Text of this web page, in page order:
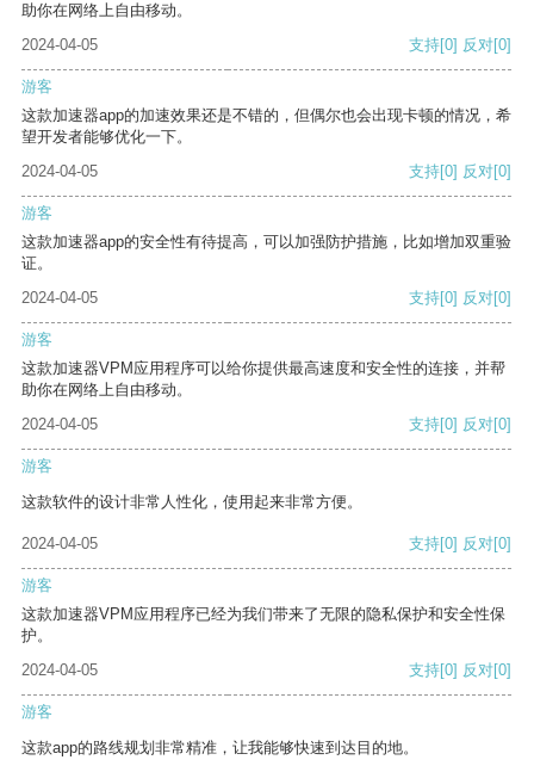
助你在网络上自由移动。
2024-04-05
支持[0] 反对[0]
游客
这款加速器app的加速效果还是不错的，但偶尔也会出现卡顿的情况，希
望开发者能够优化一下。
2024-04-05
支持[0] 反对[0]
游客
这款加速器app的安全性有待提高，可以加强防护措施，比如增加双重验
证。
2024-04-05
支持[0] 反对[0]
游客
这款加速器VPM应用程序可以给你提供最高速度和安全性的连接，并帮
助你在网络上自由移动。
2024-04-05
支持[0] 反对[0]
游客
这款软件的设计非常人性化，使用起来非常方便。
2024-04-05 支持[0] 反对[0]
游客
这款加速器VPM应用程序已经为我们带来了无限的隐私保护和安全性保
护。
2024-04-05
支持[0] 反对[0]
游客
这款app的路线规划非常精准，让我能够快速到达目的地。